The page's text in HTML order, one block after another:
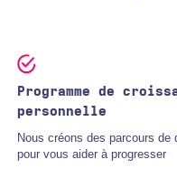
Programme de
personnelle
Nous créons des parcours de
pour vous aider à progresser